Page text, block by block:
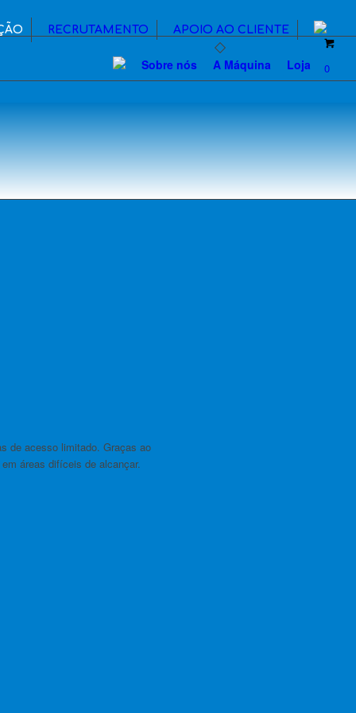
RECRUTAMENTO APOIO AO CLIENTE
Sobre nós A Máquina Loja 0
de acesso limitado. Graças ao
áreas difíceis de alcançar.